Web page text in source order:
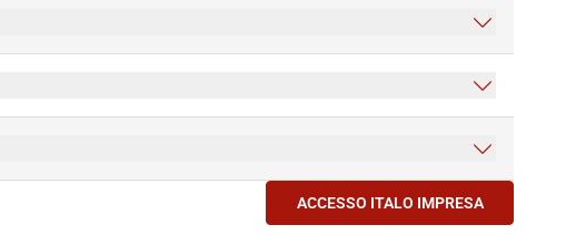
ACCESSO ITALO IMPRESA
(SI APRE IN UNA NUOVA